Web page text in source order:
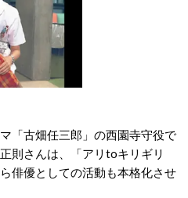
「古畑任三郎」の西園寺守役で
則さんは、「アリtoキリギリ
俳優としての活動も本格化させ